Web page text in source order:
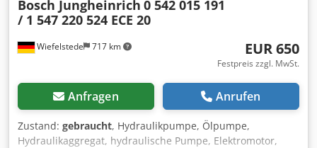
Wiefelstede 717 km
Bosch Jungheinrich 0 542 015 191
/ 1 547 220 524 ECE 20
EUR 650
Festpreis zzgl. MwSt.
Anfragen Anrufen
Zustand: gebraucht, Hydraulikpumpe, Ölpumpe,
Hydraulikaggregat, hydraulische Pumpe, Elektromotor,